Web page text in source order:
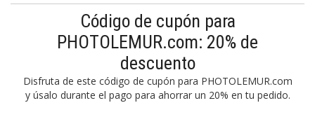
Código de cupón para
PHOTOLEMUR.com: 20% de
descuento
Disfruta de este código de cupón para PHOTOLEMUR.com
y úsalo durante el pago para ahorrar un 20% en tu pedido.